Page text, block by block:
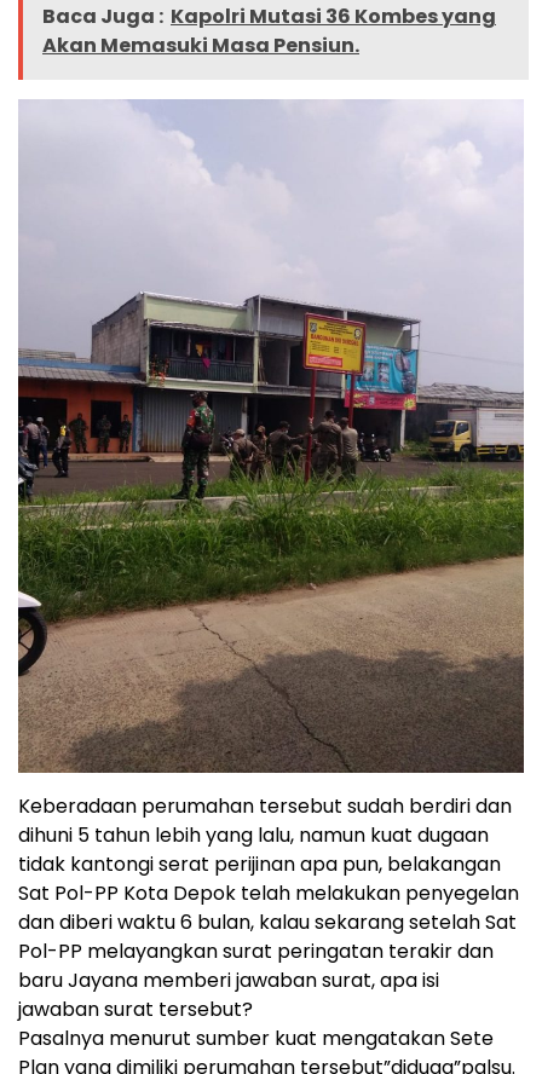
Baca Juga : Kapolri Mutasi 36 Kombes yang
Akan Memasuki Masa Pensiun.
Keberadaan perumahan tersebut sudah berdiri dan
dihuni 5 tahun lebih yang lalu, namun kuat dugaan
tidak kantongi serat perijinan apa pun, belakangan
Sat Pol-PP Kota Depok telah melakukan penyegelan
dan diberi waktu 6 bulan, kalau sekarang setelah Sat
Pol-PP melayangkan surat peringatan terakir dan
baru Jayana memberi jawaban surat, apa isi
jawaban surat tersebut?
Pasalnya menurut sumber kuat mengatakan Sete
Plan yang dimiliki perumahan tersebut”diduga”palsu.